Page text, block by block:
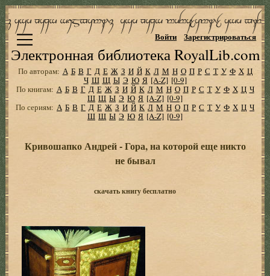
Электронная библиотека RoyalLib.com
Войти Зарегистрироваться
По авторам: А Б В Г Д Е Ж З И Й К Л М Н О П Р С Т У Ф Х Ц
Ч Ш Щ Ы Э Ю Я [A-Z] [0-9]
По книгам: А Б В Г Д Е Ж З И Й К Л М Н О П Р С Т У Ф Х Ц Ч
Ш Щ Ы Э Ю Я [A-Z] [0-9]
По сериям: А Б В Г Д Е Ж З И Й К Л М Н О П Р С Т У Ф Х Ц Ч
Ш Щ Ы Э Ю Я [A-Z] [0-9]
Кривошапко Андрей - Гора, на которой еще никто
не бывал
скачать книгу бесплатно